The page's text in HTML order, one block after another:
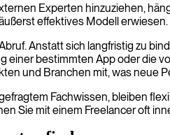
Experten hinzuziehen,
effektives Modell erwiesen.
Anstatt sich langfristig zu
bestimmten App oder die
und Branchen mit, was
Fachwissen, bleiben
Sie mit einem Freelancer oft